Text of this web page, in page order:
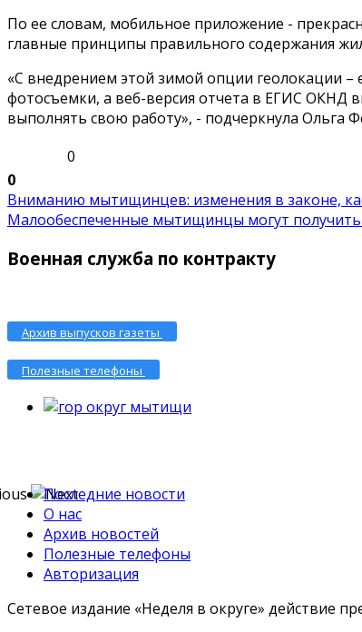
По ее словам, мобильное приложение -
главные принципы правильного содержания
«С внедрением этой зимой опции геолокации
фотосъемки, а веб-версия отчета в ЕГИС ОКНД
выполнять свою работу», - подчеркнула Ольга
0
0
Вниманию мытищинцев: изменения в законе,
Малообеспеченные мытищинцы могут получить
Военная служба по контракту
Архив выпусков газеты
Полезные телефоны
Последние новости
О нас
Архив новостей
Полезные телефоны
Авторизация
Сетевое издание «Неделя в округе» действие